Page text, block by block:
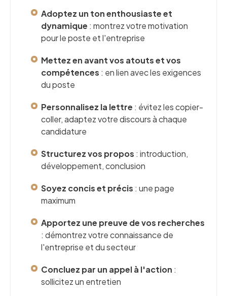
Adoptez un ton enthousiaste et
dynamique : montrez votre motivation
pour le poste et l'entreprise
Mettez en avant vos atouts et vos
compétences : en lien avec les exigences
du poste
Personnalisez la lettre : évitez les copier-
coller, adaptez votre discours à chaque
candidature
Structurez vos propos : introduction,
développement, conclusion
Soyez concis et précis : une page
maximum
Apportez une preuve de vos recherches
: démontrez votre connaissance de
l'entreprise et du secteur
Concluez par un appel à l'action :
sollicitez un entretien